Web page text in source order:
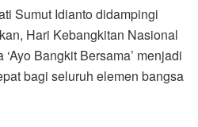
Sumut Idianto didampingi
Hari Kebangkitan Nasional
Bangkit Bersama’ menjadi
bagi seluruh elemen bangsa